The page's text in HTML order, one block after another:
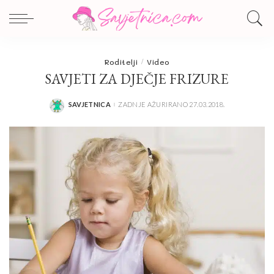
Roditelji Video
SAVJETI ZA DJEČJE FRIZURE
POSTED
SAVJETNICA ZADNJE AŽURIRANO 27.03.2018.